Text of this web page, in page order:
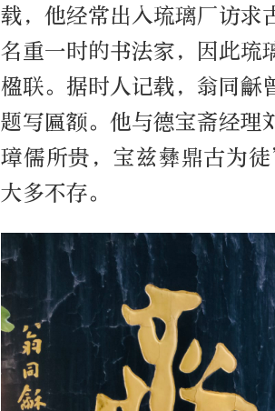
载，他经常出入琉璃厂访求
名重一时的书法家，因此琉
楹联。据时人记载，翁同龢
题写匾额。他与德宝斋经
璋儒所贵，宝兹彝鼎古为
大多不存。